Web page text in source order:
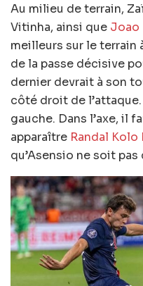
Au milieu de terrain,
Vitinha, ainsi que Joao
meilleurs sur le terrain
de la passe décisive
dernier devrait à son
côté droit de
gauche. Dans l’axe, il
apparaître Randal Kolo
qu’Asensio ne soit